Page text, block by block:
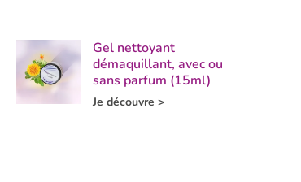
Gel nettoyant
démaquillant, avec ou
sans parfum (15ml)
Je découvre >